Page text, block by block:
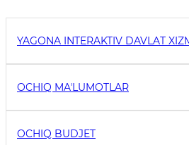
YAGONA INTERAKTIV DAVLAT
OCHIQ MAʼLUMOTLAR
OCHIQ BUDJET